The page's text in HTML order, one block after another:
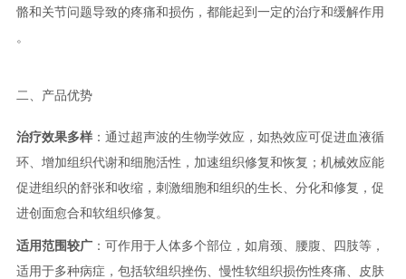
骼和关节问题导致的疼痛和损伤，都能起到一定的治疗和缓解作用
。
二、产品优势
治疗效果多样：通过超声波的生物学效应，如热效应可促进血液循
环、增加组织代谢和细胞活性，加速组织修复和恢复；机械效应能
促进组织的舒张和收缩，刺激细胞和组织的生长、分化和修复，促
进创面愈合和软组织修复。
适用范围较广：可作用于人体多个部位，如肩颈、腰腹、四肢等，
适用于多种病症，包括软组织挫伤、慢性软组织损伤性疼痛、皮肤